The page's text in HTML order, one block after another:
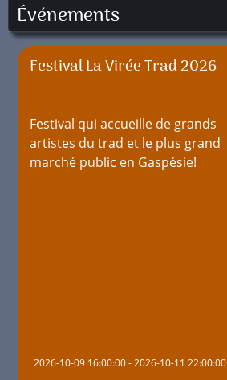
Événements
Festival La Virée Trad 2026
Festival qui accueille de grands
artistes du trad et le plus grand
marché public en Gaspésie!
2026-10-09 16:00:00 - 2026-10-11 22:00:00